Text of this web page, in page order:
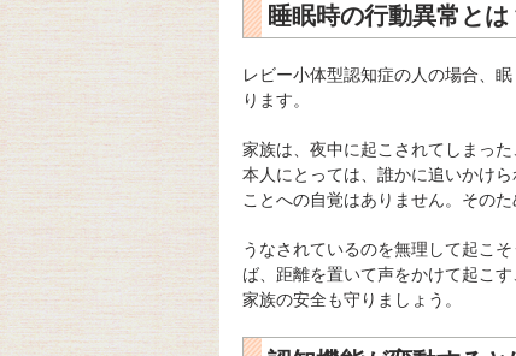
睡眠時の行動異常とは
レビー小体型認知症の人の場合、
ります。
家族は、夜中に起こされてしまっ
本人にとっては、誰かに追いかけ
ことへの自覚はありません。その
うなされているのを無理して起こ
ば、距離を置いて声をかけて起こ
家族の安全も守りましょう。